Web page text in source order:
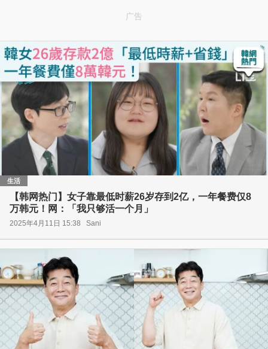
广告
生活
【韩网热门】女子靠最低时薪26岁存到2亿，一年餐费仅8
万韩元！网：「我只够活一个月」
2025年4月11日 15:38 Sani